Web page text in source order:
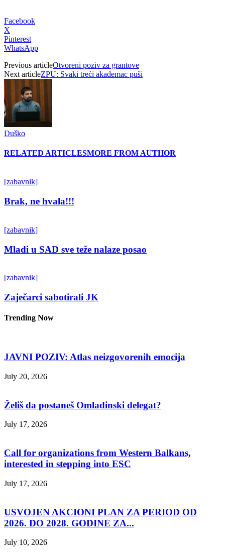
Facebook
X
Pinterest
WhatsApp
Previous articleOtvoreni poziv za grantove
Next articleZPU: Svaki treći akademac puši
Duško
RELATED ARTICLESMORE FROM AUTHOR
[zabavnik]
Brak, ne hvala!!!
[zabavnik]
Mladi u SAD sve teže nalaze posao
[zabavnik]
Zaječarci sabotirali JK
Trending Now
JAVNI POZIV: Atlas neizgovorenih emocija
July 20, 2026
Želiš da postaneš Omladinski delegat?
July 17, 2026
Call for organizations from Western Balkans,
interested in stepping into ESC
July 17, 2026
USVOJEN AKCIONI PLAN ZA PERIOD OD
2026. DO 2028. GODINE ZA...
July 10, 2026